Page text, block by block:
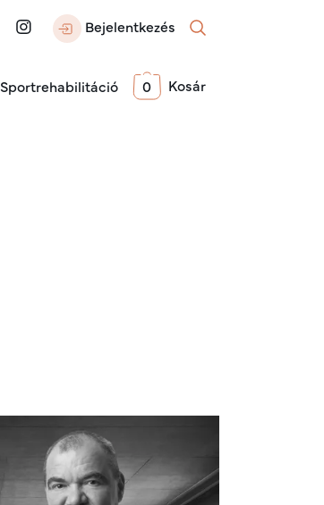
Bejelentkezés
Sportrehabilitáció 0 Kosár